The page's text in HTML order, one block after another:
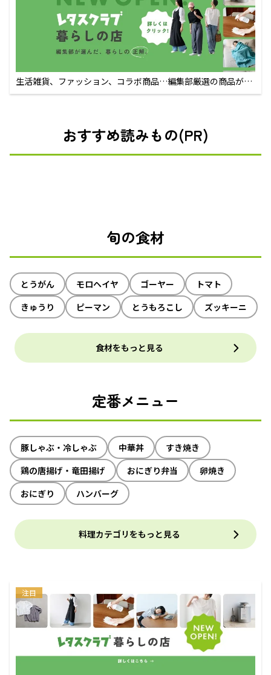
生活雑貨、ファッション、コラボ商品…編集部厳選の商品が買
えるECサイト
おすすめ読みもの(PR)
旬の食材
とうがん モロヘイヤ ゴーヤー
トマト
きゅうり
ピーマン とうもろこし ズッキーニ
食材をもっと見る
定番メニュー
豚しゃぶ・冷しゃぶ 中華丼
すき焼き
鶏の唐揚げ・竜田揚げ
おにぎり弁当
卵焼き
おにぎり
ハンバーグ
料理カテゴリをもっと見る
注目